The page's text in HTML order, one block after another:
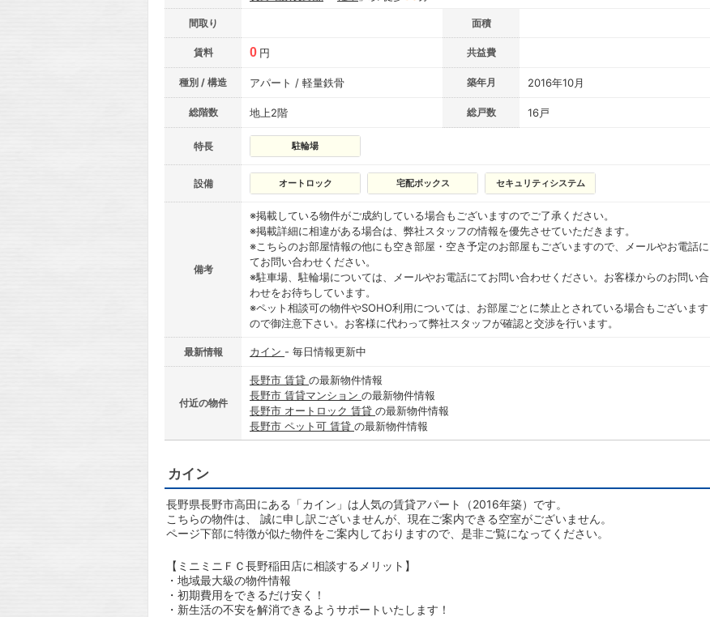
間取り 面積
賃料 0 円 共益費
種別 / 構造 アパート / 軽量鉄骨 築年月 2016年10月
総階数 地上2階 総戸数 16戸
特長 駐輪場
設備 オートロック 宅配ボックス セキュリティシステム
備考
※掲載している物件がご成約している場合もございますのでご了承ください。
※掲載詳細に相違がある場合は、弊社スタッフの情報を優先させていただきます。
※こちらのお部屋情報の他にも空き部屋・空き予定のお部屋もございますので、メールやお電話に
てお問い合わせください。
※駐車場、駐輪場については、メールやお電話にてお問い合わせください。お客様からのお問い合
わせをお待ちしています。
※ペット相談可の物件やSOHO利用については、お部屋ごとに禁止とされている場合もございます
ので御注意下さい。お客様に代わって弊社スタッフが確認と交渉を行います。
最新情報 カイン - 毎日情報更新中
付近の物件
長野市 賃貸 の最新物件情報
長野市 賃貸マンション の最新物件情報
長野市 オートロック 賃貸 の最新物件情報
長野市 ペット可 賃貸 の最新物件情報
カイン
長野県長野市高田にある「カイン」は人気の賃貸アパート（2016年築）です。
こちらの物件は、 誠に申し訳ございませんが、現在ご案内できる空室がございません。
ページ下部に特徴が似た物件をご案内しておりますので、是非ご覧になってください。
【ミニミニＦＣ長野稲田店に相談するメリット】
・地域最大級の物件情報
・初期費用をできるだけ安く！
・新生活の不安を解消できるようサポートいたします！